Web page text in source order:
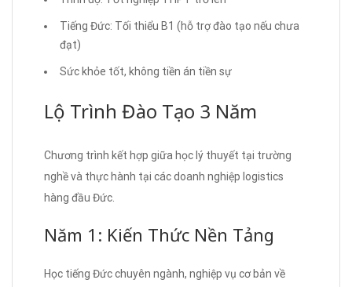
Tiếng Đức: Tối thiểu B1 (hỗ trợ đào tạo nếu chưa
đạt)
Sức khỏe tốt, không tiền án tiền sự
Lộ Trình Đào Tạo 3 Năm
Chương trình kết hợp giữa học lý thuyết tại trường
nghề và thực hành tại các doanh nghiệp logistics
hàng đầu Đức.
Năm 1: Kiến Thức Nền Tảng
Học tiếng Đức chuyên ngành, nghiệp vụ cơ bản về